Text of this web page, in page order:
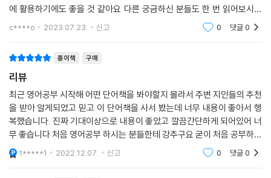
Chapter 01. 공항에서
Unit 01 공항
Unit 03 기내 서비스
Chapter 02. 입국심사
Unit 01 입국목적
Unit 02 거주지
Chapter 03. 숙소
Unit 01 예약
에 활용하기에도 좋을 것 같아요 다른 궁금하신 분들도 한 번 읽어보시기
를 바라요 표지가 초등학생들의 느낌도 나고 참 좋아요 너무 재미있게 읽
c****o 2023.07.23. 신고 0 댓글0
종이책 구매
리뷰
최근 영어공부 시작해 어떤 단어책을 봐야할지 몰라서 주변 지인들의 추천
을 받아 알게되었고 믿고 이 단어책을 사서 봤는데 너무 내용이 좋아서 행
복했습니다. 진짜 기대이상으로 내용이 좋았고 깔끔간단하게 되어있어 너
무 좋습니다 처음 영어공부 하시는 분들한테 강추구요 굳이 처음 공부하시
는게 아니라도 이책이 정말 좋은거같습니다 다들 이책으로 단어공부해서
토익대박납시다
t*****1 2022.12.07. 신고 0 댓글0